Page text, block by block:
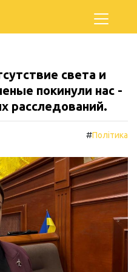
света и
покинули нас -
расследований.
#Політика